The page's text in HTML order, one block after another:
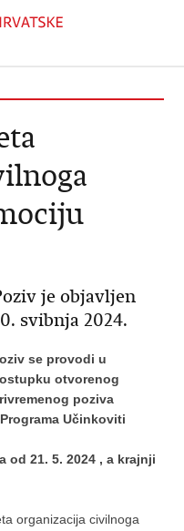
je objavljen
svibnja 2024.
se provodi u
otvorenog
poziva
Učinkoviti
od 21. 5. 2024 , a krajnji
organizacija civilnoga